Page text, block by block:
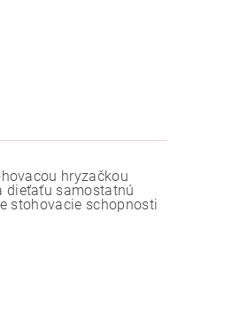
hryzačkou
dieťaťu samostatnú
stohovacie schopnosti